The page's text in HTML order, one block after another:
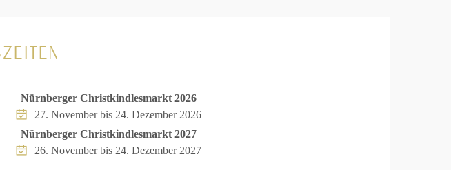
Nürnberger Christkindlesmarkt 2026
27. November bis 24. Dezember 2026
Nürnberger Christkindlesmarkt 2027
26. November bis 24. Dezember 2027